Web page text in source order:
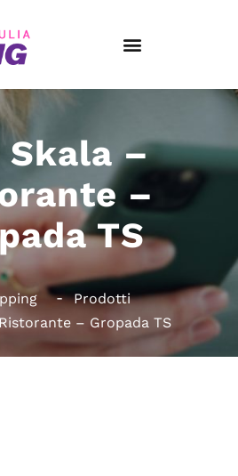
Skala –
–
TS
Prodotti
– Gropada TS